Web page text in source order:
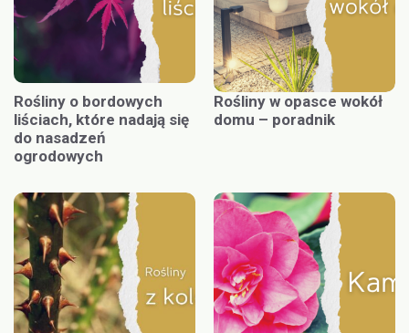
Rośliny o bordowych
liściach, które nadają się
do nasadzeń
ogrodowych
Rośliny w opasce wokół
domu – poradnik